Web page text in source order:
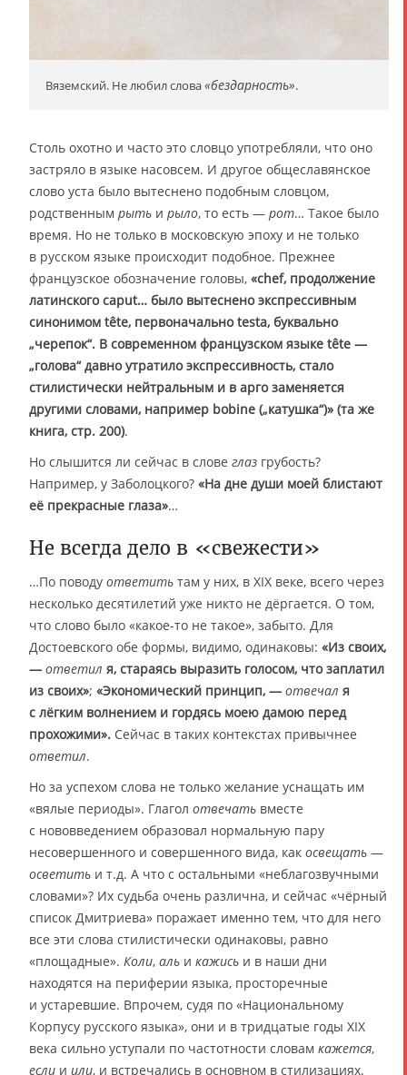
Вяземский. Не любил слова«бездарность».
Столь охотно и часто это словцо употребляли, что оно
застряло в языке насовсем. И другое общеславянское
слово уста было вытеснено подобным словцом,
родственным рыть и рыло, то есть — рот… Такое было
время. Но не только в московскую эпоху и не только
в русском языке происходит подобное. Прежнее
французское обозначение головы, «chef, продолжение
латинского caput… было вытеснено экспрессивным
синонимом tête, первоначально testa, буквально
„черепок“. В современном французском языке tête —
„голова“ давно утратило экспрессивность, стало
стилистически нейтральным и в арго заменяется
другими словами, например bobine („катушка“)» (та же
книга, стр. 200).
Но слышится ли сейчас в слове глаз грубость?
Например, у Заболоцкого? «На дне души моей блистают
её прекрасные глаза»…
Не всегда дело в «свежести»
…По поводу ответить там у них, в XIX веке, всего через
несколько десятилетий уже никто не дёргается. О том,
что слово было «какое-то не такое», забыто. Для
Достоевского обе формы, видимо, одинаковы: «Из своих,
― ответил я, стараясь выразить голосом, что заплатил
из своих»; «Экономический принцип, ― отвечал я
с лёгким волнением и гордясь моею дамою перед
прохожими». Сейчас в таких контекстах привычнее
ответил.
Но за успехом слова не только желание уснащать им
«вялые периоды». Глагол отвечать вместе
с нововведением образовал нормальную пару
несовершенного и совершенного вида, как освещать —
осветить и т.д. А что с остальными «неблагозвучными
словами»? Их судьба очень различна, и сейчас «чёрный
список Дмитриева» поражает именно тем, что для него
все эти слова стилистически одинаковы, равно
«площадные». Коли, аль и кажись и в наши дни
находятся на периферии языка, просторечные
и устаревшие. Впрочем, судя по «Национальному
Корпусу русского языка», они и в тридцатые годы XIX
века сильно уступали по частотности словам кажется,
если и или, и встречались в основном в стилизациях.